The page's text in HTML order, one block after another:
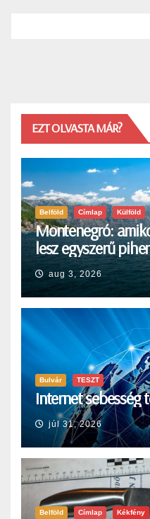
EZT OLVASTA MÁR?
Belföld Címlap Külföld
Montenegró:
lesz egyszerű
aug 3, 2026
Bulvár TESZT
Internet sebesség
júl 31, 2026
Belföld Címlap Kékfény